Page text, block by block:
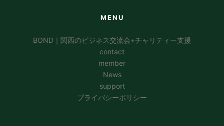
MENU
BOND｜関西のビジネス交流会+チャリティー支援
contact
member
News
support
プライバシーポリシー